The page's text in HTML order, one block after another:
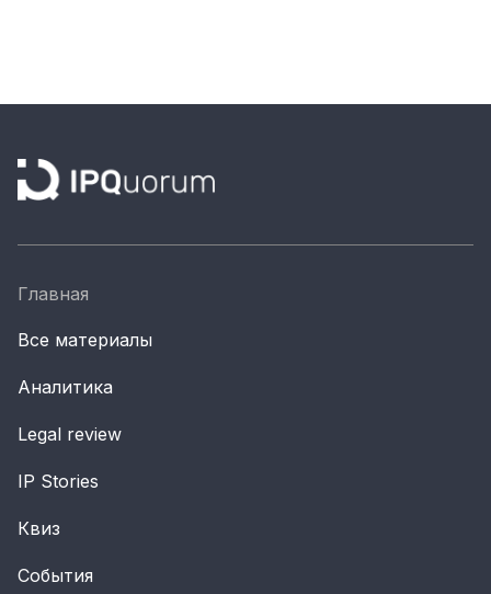
Главная
Все материалы
Аналитика
Legal review
IP Stories
Квиз
События